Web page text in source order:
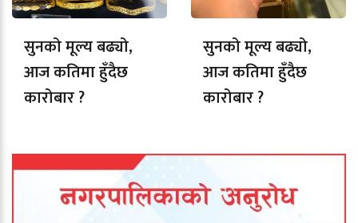
सुनको मूल्य बढ्यो,
आज कतिमा हुँदैछ
कारोबार ?
सुनको मूल्य बढ्यो,
आज कतिमा हुँदैछ
कारोबार ?